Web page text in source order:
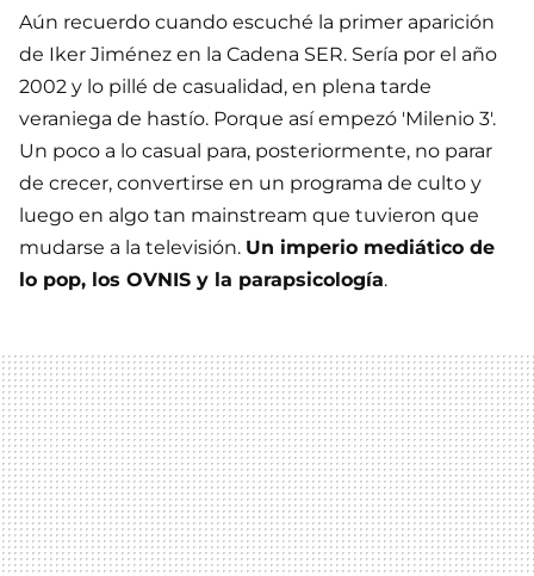
Aún recuerdo cuando escuché la primer aparición
de Iker Jiménez en la Cadena SER. Sería por el año
2002 y lo pillé de casualidad, en plena tarde
veraniega de hastío. Porque así empezó 'Milenio 3'.
Un poco a lo casual para, posteriormente, no parar
de crecer, convertirse en un programa de culto y
luego en algo tan mainstream que tuvieron que
mudarse a la televisión. Un imperio mediático de
lo pop, los OVNIS y la parapsicología.